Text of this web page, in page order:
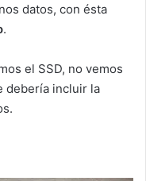
datos, con ésta
.
el SSD, no vemos
debería incluir la